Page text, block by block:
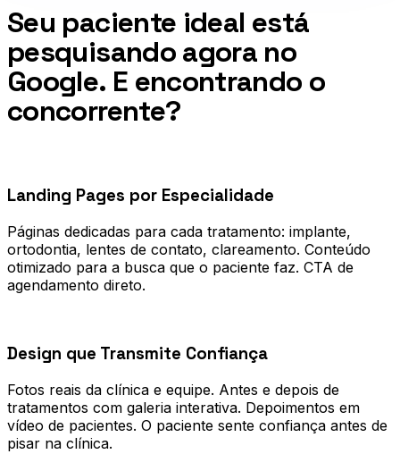
Seu paciente ideal está
pesquisando agora no
Google. E encontrando o
concorrente?
Landing Pages por Especialidade
Páginas dedicadas para cada tratamento: implante,
ortodontia, lentes de contato, clareamento. Conteúdo
otimizado para a busca que o paciente faz. CTA de
agendamento direto.
Design que Transmite Confiança
Fotos reais da clínica e equipe. Antes e depois de
tratamentos com galeria interativa. Depoimentos em
vídeo de pacientes. O paciente sente confiança antes de
pisar na clínica.